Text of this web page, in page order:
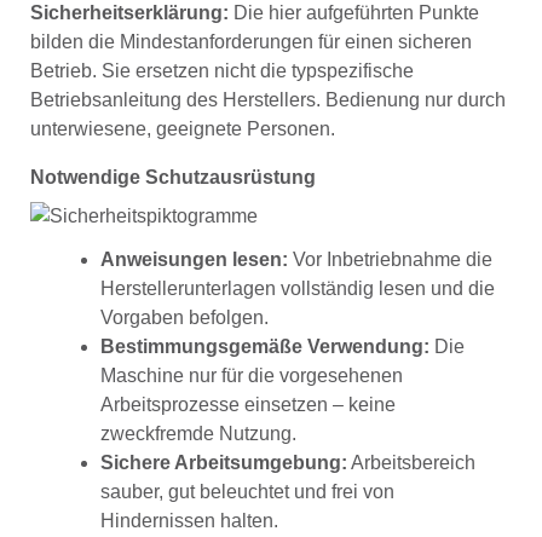
Sicherheitserklärung: Die hier aufgeführten Punkte
bilden die Mindestanforderungen für einen sicheren
Betrieb. Sie ersetzen nicht die typspezifische
Betriebsanleitung des Herstellers. Bedienung nur durch
unterwiesene, geeignete Personen.
Notwendige Schutzausrüstung
Anweisungen lesen: Vor Inbetriebnahme die
Herstellerunterlagen vollständig lesen und die
Vorgaben befolgen.
Bestimmungsgemäße Verwendung: Die
Maschine nur für die vorgesehenen
Arbeitsprozesse einsetzen – keine
zweckfremde Nutzung.
Sichere Arbeitsumgebung: Arbeitsbereich
sauber, gut beleuchtet und frei von
Hindernissen halten.